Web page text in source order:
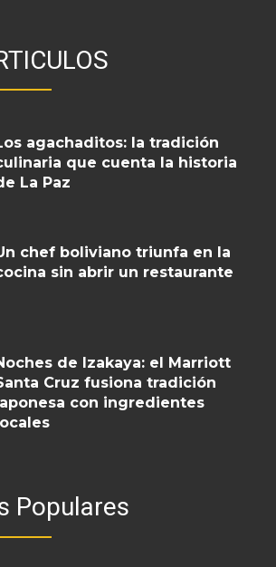
agachaditos: la tradición
que cuenta la historia
La Paz
chef boliviano triunfa en la
sin abrir un restaurante
de Izakaya: el Marriott
Cruz fusiona tradición
con ingredientes
locales
Populares